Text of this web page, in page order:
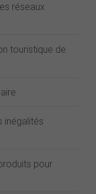
réseaux
touristique de
inégalités
pour